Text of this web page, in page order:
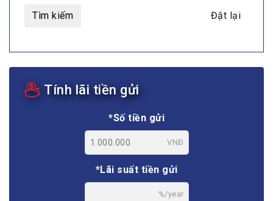
Tìm kiếm Đặt lại
Tính lãi tiền gửi
*Số tiền gửi
VNĐ
*Lãi suất tiền gửi
%/year